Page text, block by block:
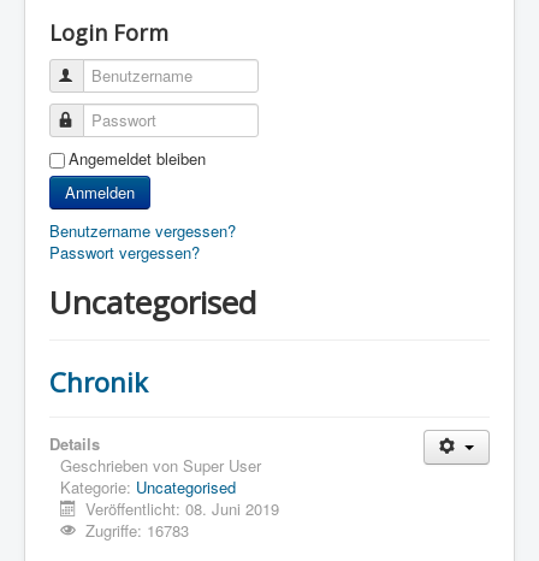
Login Form
Benutzername
Passwort
Angemeldet bleiben
Anmelden
Benutzername vergessen?
Passwort vergessen?
Uncategorised
Chronik
Details
Geschrieben von Super User
Kategorie: Uncategorised
Veröffentlicht: 08. Juni 2019
Zugriffe: 16783